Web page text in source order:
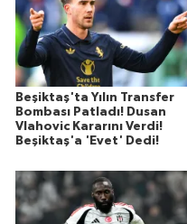
Beşiktaş'ta Yılın Transfer
Bombası Patladı! Dusan
Vlahovic Kararını Verdi!
Beşiktaş'a 'Evet' Dedi!